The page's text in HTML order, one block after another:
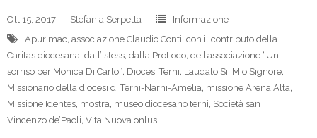
Ott 15, 2017 Stefania Serpetta
Informazione
Apurimac associazione Claudio Conti con il contributo della
Caritas diocesana dall’Istess dalla ProLoco dell’associazione “Un
sorriso per Monica Di Carlo” Diocesi Terni Laudato Sii Mio Signore
Missionario della diocesi di Terni-Narni-Amelia missione Arena Alta
Missione Identes mostra museo diocesano terni Società san
Vincenzo de’Paoli Vita Nuova onlus